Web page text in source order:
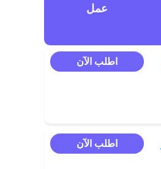
عمل
اطلب الآن
اطلب الآن